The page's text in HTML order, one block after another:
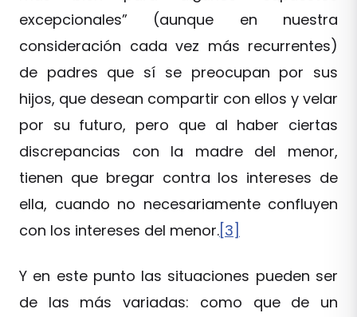
excepcionales” (aunque en nuestra
consideración cada vez más recurrentes)
de padres que sí se preocupan por sus
hijos, que desean compartir con ellos y velar
por su futuro, pero que al haber ciertas
discrepancias con la madre del menor,
tienen que bregar contra los intereses de
ella, cuando no necesariamente confluyen
con los intereses del menor.[3]
Y en este punto las situaciones pueden ser
de las más variadas: como que de un